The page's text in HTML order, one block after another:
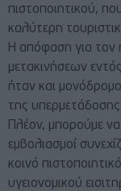
πιστοποιητικού,
καλύτερη
Η απόφαση για τον
μετακινήσεων
ήταν και
της
Πλέον, μπορούμε
εμβολιασμοί
κοινό
υγειονομικού